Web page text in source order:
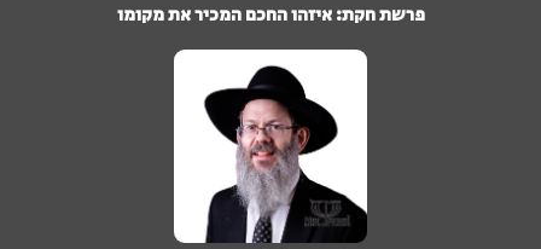
פרשת חקת: איזהו החכם המכיר את מקומו